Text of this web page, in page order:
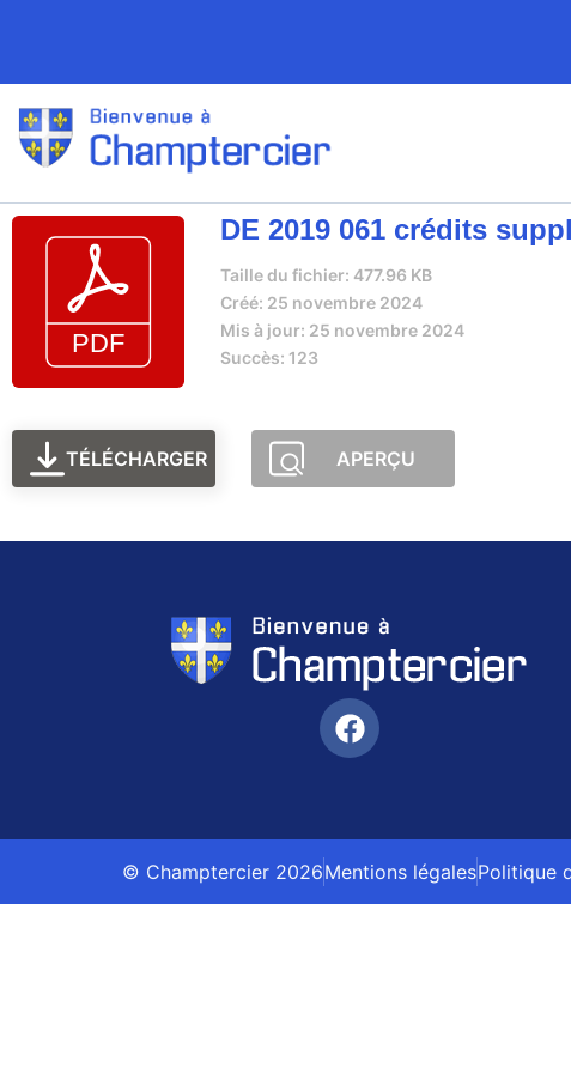
DE 2019 061 crédits
Taille du fichier: 477.96 KB
Créé: 25 novembre 2024
Mis à jour: 25 novembre 2024
Succès: 123
TÉLÉCHARGER APERÇU
© Champtercier 2026Mentions légalesPolitique